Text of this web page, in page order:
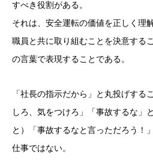
すべき役割がある。
それは、安全運転の価値を正しく理
職員と共に取り組むことを決意する
の言葉で表現することである。
「社長の指示だから」と丸投げする
しろ、気をつけろ」「事故するな」
と）「事故するなと言っただろう！
仕事ではない。